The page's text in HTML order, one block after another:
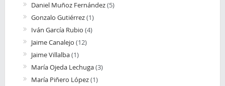
Daniel Muñoz Fernández(5)
Gonzalo Gutiérrez(1)
Iván García Rubio (4)
Jaime Canalejo (12)
Jaime Villalba(1)
María Ojeda Lechuga(3)
María Piñero López(1)